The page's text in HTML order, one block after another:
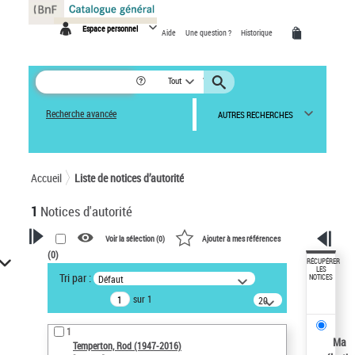
Espace personnel Aide Une question ? Historique
Tout
Recherche avancée AUTRES RECHERCHES
Accueil Liste de notices d’autorité
1 Notices d'autorité
VOTRE RECHERCHE
Recherche avancée dans les
notices d’autorité
Œuvres liées à l'auteur :
Temperton, Rod (1947-2016)
Voir la sélection (0) Ajouter à mes références
(0)
Tri par : Défaut
sur 1
20
résultats/page
1
Temperton, Rod (1947-2016)
RÉCUPÉRER
LES
NOTICES
Ma
Panneau de gestion des cookies